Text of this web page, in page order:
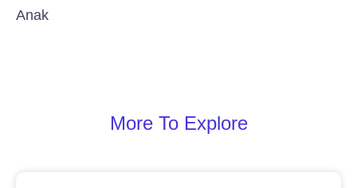
Anak
More To Explore